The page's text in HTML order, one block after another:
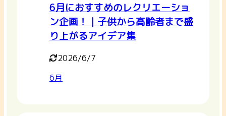
6月におすすめのレクリエーショ
ン企画！｜子供から高齢者まで盛
り上がるアイデア集
2026/6/7
6月